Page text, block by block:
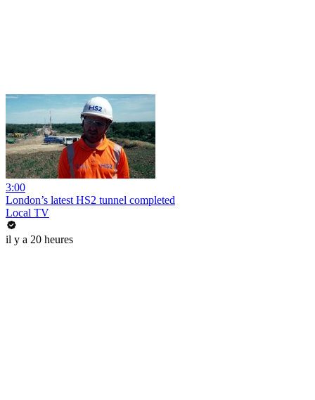
3:00
London’s latest HS2 tunnel completed
Local TV
il y a 20 heures